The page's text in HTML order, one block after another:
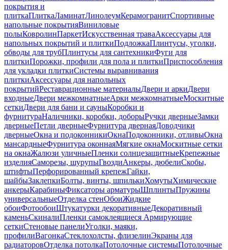
покрытия и
плиткаПлиткаЛаминатЛинолеумКерамогранитСпортивные
напольные покрытияВиниловые
полыКовролинПаркетИскусственная траваАксессуары для
напольных покрытий и плиткиПодложкаПлинтусы, уголки,
обводы для трубПлинтусы для сантехникиФуги для
плиткиПорожки, профили для пола и плиткиПриспособления
для укладки плиткиСистемы выравнивания
плиткиАксессуары для напольных
покрытийРеставрационные материалыДвери и аркиДвери
входныеДвери межкомнатныеАрки межкомнатныеМоскитные
сеткиДвери для бани и сауныКоробки и
фурнитураНаличники, коробки, доборыРучки дверныеЗамки
дверныеПетли дверныеФурнитура двернаяДоводчики
дверныеОкна и подоконникиОкнаПодоконники, отливыОкна
мансардныеФурнитура оконнаяМягкие окнаМоскитные сетки
на окнаЖалюзи уличныеПленки солнцезащитныеКрепежные
изделияСаморезы, шурупыГвоздиАнкеры, дюбелиСкобы,
штифтыПерфорированный крепежГайки,
шайбыЗаклепкиБолты, винты, шпилькиХомутыХимические
анкерыКарабиныФиксаторы арматурыШплинтыПружины
универсальныеОтделка стенОбоиЖидкие
обоиФотообоиШтукатурки декоративныеДекоративный
каменьСкиналиПленки самоклеящиеся Армирующие
сеткиСтеновые панелиУголки, маяки,
профилиВагонкаСтеклохолсты, флизелинЭкраны для
радиаторовОтделка потолкаПотолочные системыПотолочные